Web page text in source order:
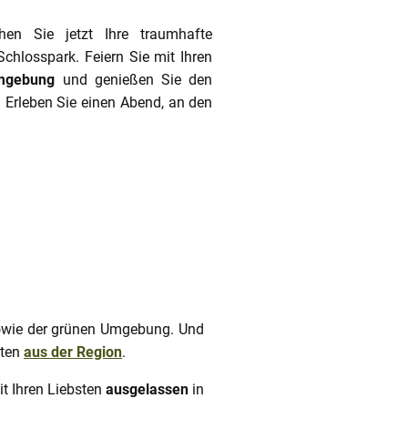
Feiern Sie mit Ihren
und genießen Sie den
Sie einen Abend, an den
der grünen Umgebung. Und
aus der Region.
Ihren Liebsten ausgelassen in